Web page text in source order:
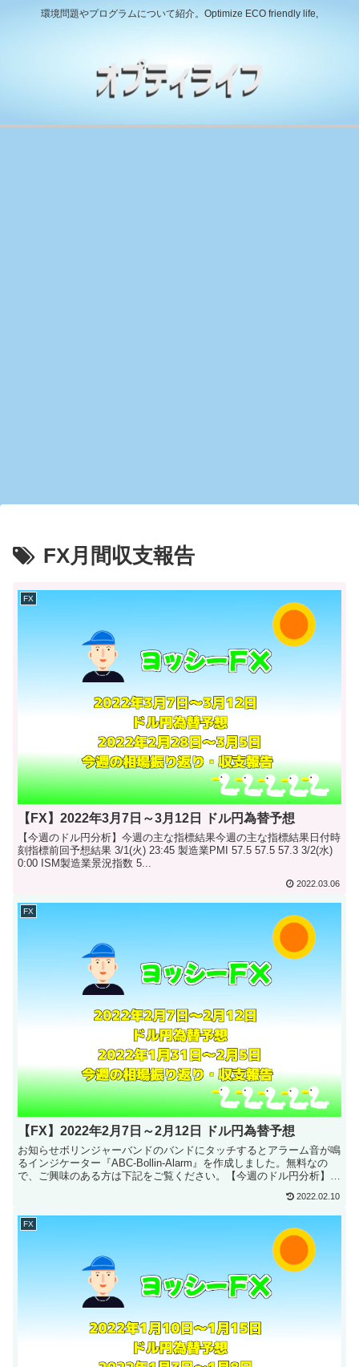
環境問題やプログラムについて紹介。Optimize ECO friendly life,
FX月間収支報告
FX
【FX】2022年3月7日～3月12日 ドル円為替予想
【今週のドル円分析】今週の主な指標結果今週の主な指標結果日付時
刻指標前回予想結果 3/1(火) 23:45 製造業PMI 57.5 57.5 57.3 3/2(水)
0:00 ISM製造業景況指数 5...
2022.03.06
FX
【FX】2022年2月7日～2月12日 ドル円為替予想
お知らせボリンジャーバンドのバンドにタッチするとアラーム音が鳴
るインジケーター『ABC-Bollin-Alarm』を作成しました。無料なの
で、ご興味のある方は下記をご覧ください。【今週のドル円分析】
2022.02.10
FX